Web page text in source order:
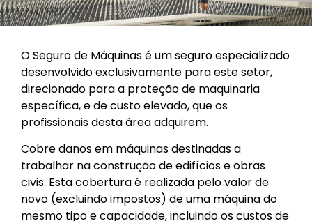
O Seguro de Máquinas é um seguro especializado
desenvolvido exclusivamente para este setor,
direcionado para a proteção de maquinaria
específica, e de custo elevado, que os
profissionais desta área adquirem.
Cobre danos em máquinas destinadas a
trabalhar na construção de edifícios e obras
civis. Esta cobertura é realizada pelo valor de
novo (excluindo impostos) de uma máquina do
mesmo tipo e capacidade, incluindo os custos de